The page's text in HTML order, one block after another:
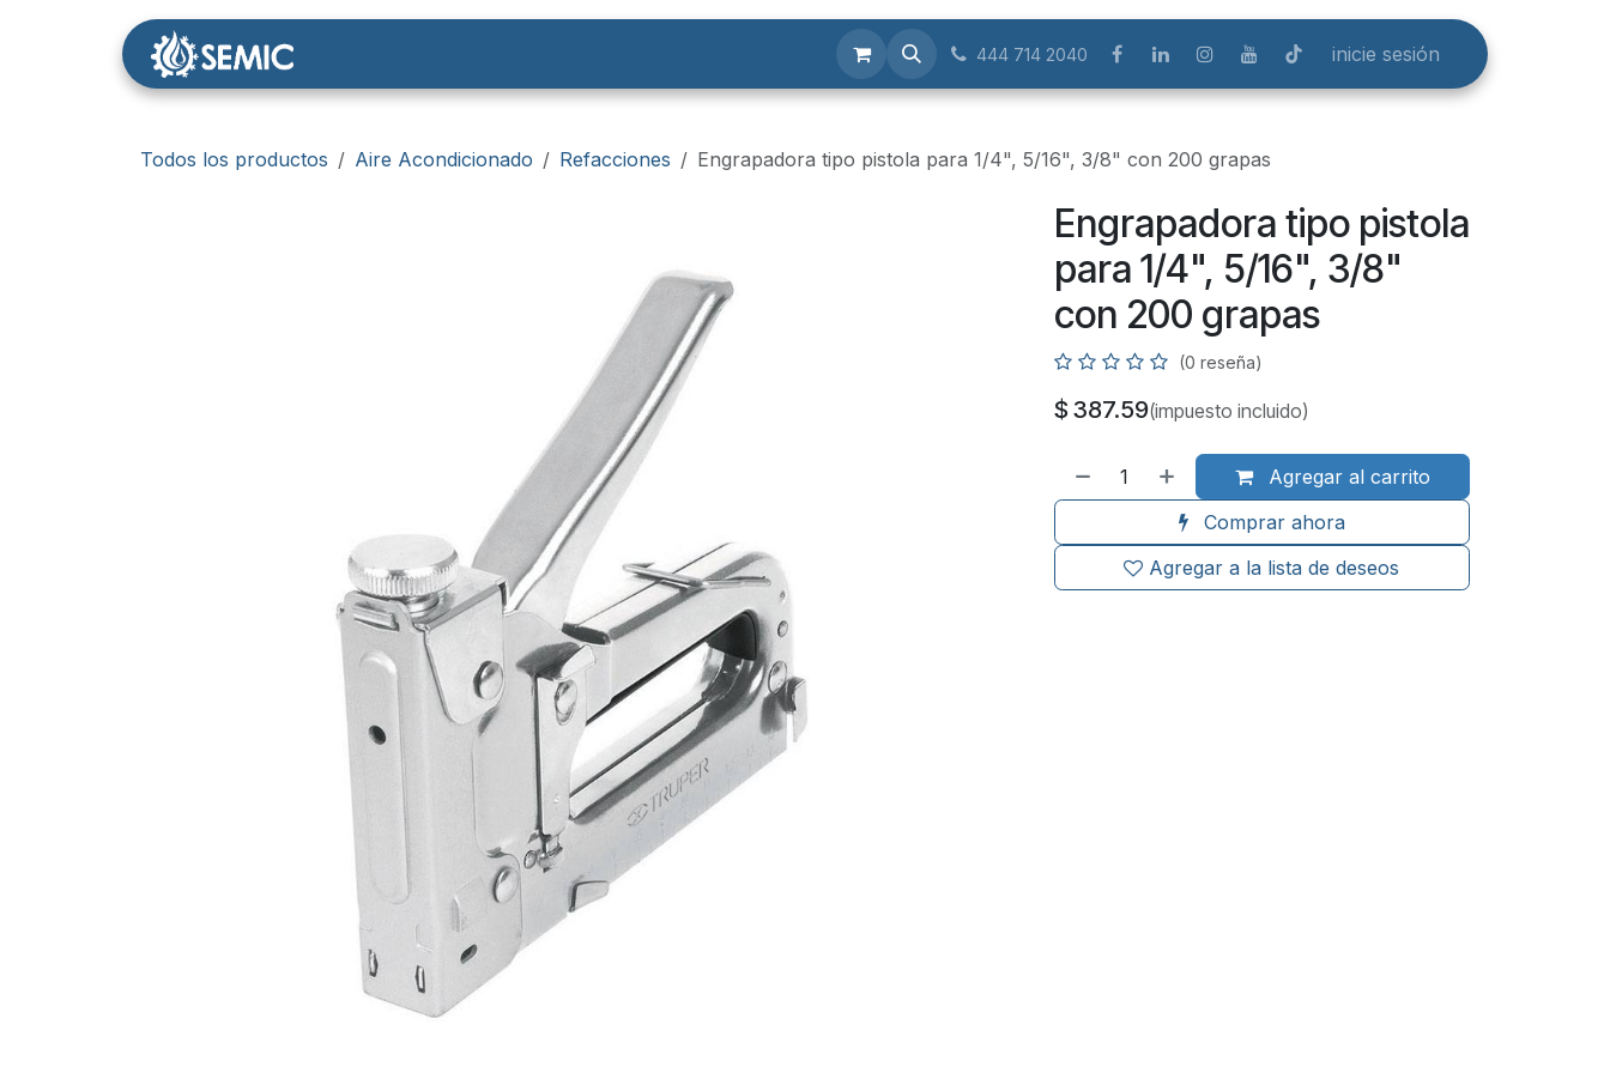
444 714 2040 inicie sesión
Todos los productos Aire Acondicionado Refacciones Engrapadora tipo pistola para 1/4", 5/16", 3/8" con 200 grapas
Engrapadora tipo pistola
para 1/4", 5/16", 3/8"
con 200 grapas
(0 reseña)
$ 387.59(impuesto incluido)
Agregar al carrito
Comprar ahora
Agregar a la lista de deseos